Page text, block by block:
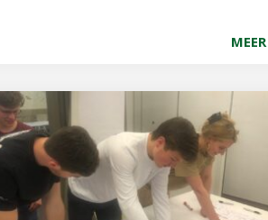
MEER